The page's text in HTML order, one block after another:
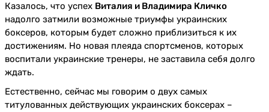
Казалось, что успех Виталия и Владимира Кличко
надолго затмили возможные триумфы украинских
боксеров, которым будет сложно приблизиться к их
достижениям. Но новая плеяда спортсменов, которых
воспитали украинские тренеры, не заставила себя долго
ждать.
Естественно, сейчас мы говорим о двух самых
титулованных действующих украинских боксерах –